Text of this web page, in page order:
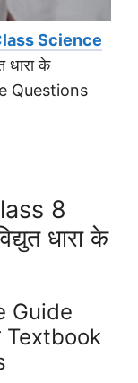
Science
धारा के
Questions
8
धारा के
Guide
Textbook